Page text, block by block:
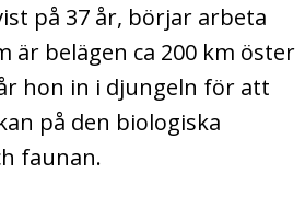
på 37 år, börjar arbeta
belägen ca 200 km öster
hon in i djungeln för att
på den biologiska
faunan.